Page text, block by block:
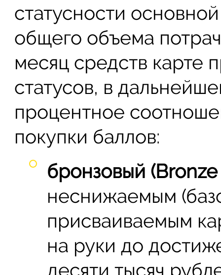
статусности
общего объема
месяц средств карте
статусов, в
процентное
покупки баллов:
бронзовый
неснижаемым
присваиваемым
на руки до
десяти тысяч